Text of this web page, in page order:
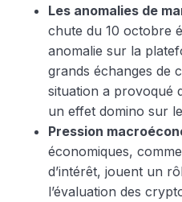
Les anomalies de
chute du 10 octobre
anomalie sur la
grands échanges de
situation a provoqué
un effet domino sur
Pression
économiques,
d’intérêt, jouent un
l’évaluation des